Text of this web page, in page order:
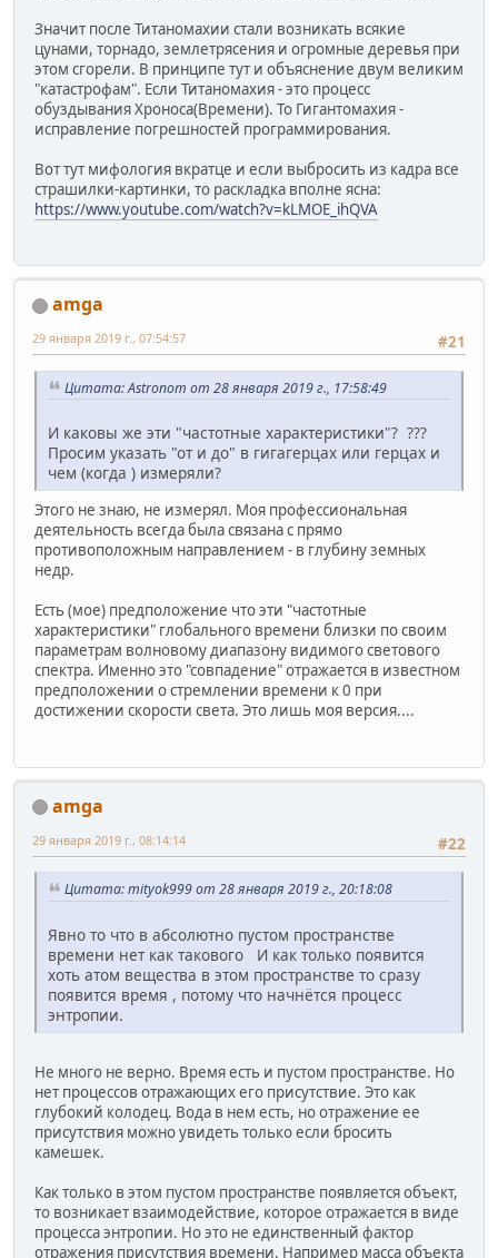
Значит после Титаномахии стали возникать всякие
цунами, торнадо, землетрясения и огромные деревья при
этом сгорели. В принципе тут и объяснение двум великим
"катастрофам". Если Титаномахия - это процесс
обуздывания Хроноса(Времени). То Гигантомахия -
исправление погрешностей программирования.
Вот тут мифология вкратце и если выбросить из кадра все
страшилки-картинки, то раскладка вполне ясна:
https://www.youtube.com/watch?v=kLMOE_ihQVA
amga
#21
29 января 2019 г., 07:54:57
Цитата: Astronom от 28 января 2019 г., 17:58:49
И каковы же эти "частотные характеристики"? ???
Просим указать "от и до" в гигагерцах или герцах и
чем (когда ) измеряли?
Этого не знаю, не измерял. Моя профессиональная
деятельность всегда была связана с прямо
противоположным направлением - в глубину земных
недр.
Есть (мое) предположение что эти "частотные
характеристики" глобального времени близки по своим
параметрам волновому диапазону видимого светового
спектра. Именно это "совпадение" отражается в известном
предположении о стремлении времени к 0 при
достижении скорости света. Это лишь моя версия....
amga
#22
29 января 2019 г., 08:14:14
Цитата: mityok999 от 28 января 2019 г., 20:18:08
Явно то что в абсолютно пустом пространстве
времени нет как такового И как только появится
хоть атом вещества в этом пространстве то сразу
появится время , потому что начнётся процесс
энтропии.
Не много не верно. Время есть и пустом пространстве. Но
нет процессов отражающих его присутствие. Это как
глубокий колодец. Вода в нем есть, но отражение ее
присутствия можно увидеть только если бросить
камешек.
Как только в этом пустом пространстве появляется объект,
то возникает взаимодействие, которое отражается в виде
процесса энтропии. Но это не единственный фактор
отражения присутствия времени. Например масса объекта